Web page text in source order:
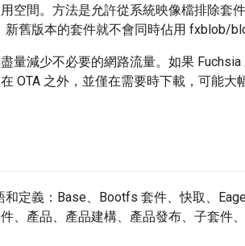
空間。方法是允許從系統映像檔排除套
舊版本的套件就不會同時佔用 fxblob/
量減少不必要的網路流量。如果
OTA 之外，並僅在需要時下載，可能大
和定義：Base、Bootfs 套件、快取、
、產品、產品建構、產品發布、子套件